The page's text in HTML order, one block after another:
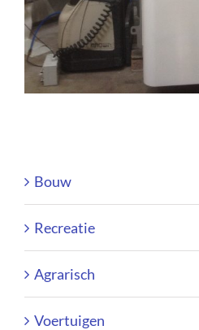
Bouw
Recreatie
Agrarisch
Voertuigen